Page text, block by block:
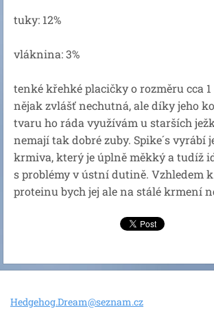
tuky: 12%
vláknina: 3%
tenké křehké placičky o rozměru cca
nějak zvlášť nechutná, ale díky jeho
tvaru ho ráda využívám u starších
nemají tak dobré zuby. Spike´s vyrábí
krmiva, který je úplně měkký a tudíž
s problémy v ústní dutině. Vzhledem
proteinu bych jej ale na stálé krmení
Hedgehog.Dream@seznam.cz